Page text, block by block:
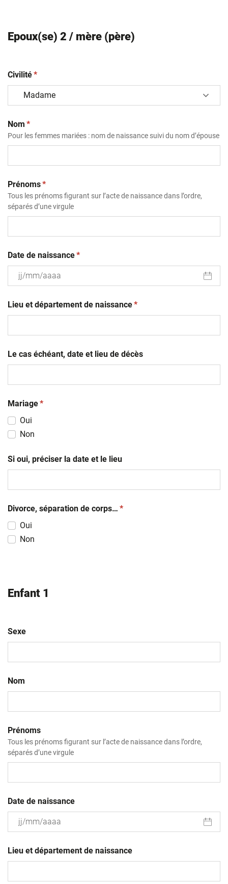
Epoux(se) 2 / mère (père)
Civilité(obligatoire)
*
Nom (obligatoire)
*
Pour les femmes mariées : nom de naissance suivi du nom d’épouse
Prénoms(obligatoire)
*
Tous les prénoms figurant sur l’acte de naissance dans l’ordre,
séparés d’une virgule
Date de naissance(obligatoire)
*
slash
MM
Lieu et département de naissance(obligatoire)
*
Le cas échéant, date et lieu de décès
Mariage(obligatoire)
*
Oui
Non
Si oui, préciser la date et le lieu
Divorce, séparation de corps… (obligatoire)
*
Oui
Non
Enfant 1
Sexe
Nom
Prénoms
Tous les prénoms figurant sur l’acte de naissance dans l’ordre,
séparés d’une virgule
Date de naissance
slash
MM
Lieu et département de naissance